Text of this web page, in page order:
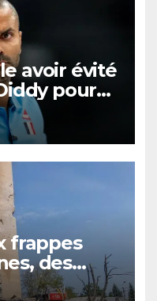
avoir évité
pour
frappes
des
à